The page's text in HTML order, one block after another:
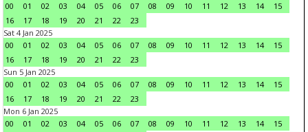
00
01 02 03 04 05 06 07 08 09 10 11 12 13 14
15
16
17 18 19 20 21 22
23
Sat 4 Jan 2025
00
01 02 03 04 05 06 07 08 09 10 11 12 13 14
15
16
17 18 19 20 21 22
23
Sun 5 Jan 2025
00
01 02 03 04 05 06 07 08 09 10 11 12 13 14
15
16
17 18 19 20 21 22
23
Mon 6 Jan 2025
00
01 02 03 04 05 06 07 08 09 10 11 12 13 14
15